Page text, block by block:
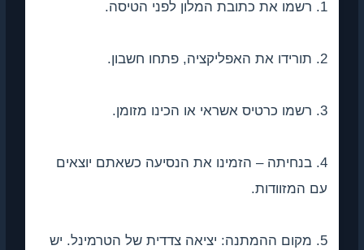
4. בנחיתה – הזמינו את הנסיעה כשאתם יוצאים
עם המזוודות.
5. מקום ההמתנה: יציאה צדדית של הטרמינל. יש